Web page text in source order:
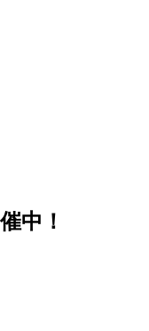
中！